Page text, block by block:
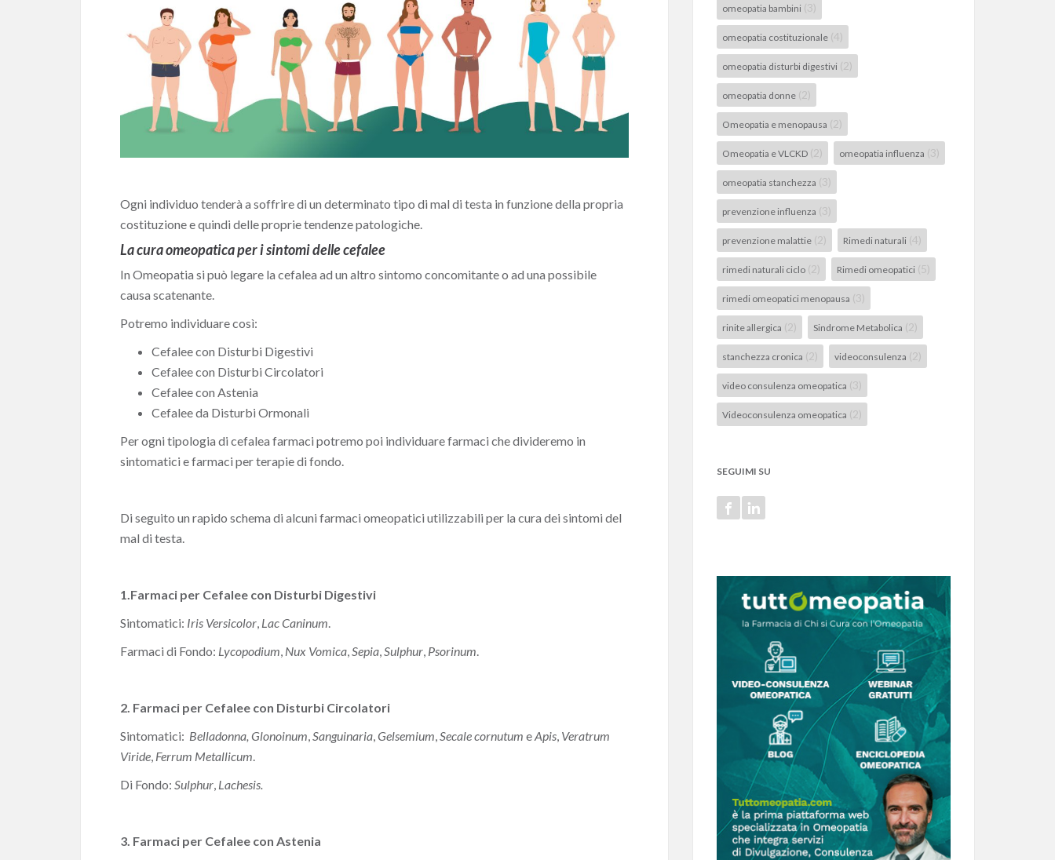
Ogni individuo tenderà a soffrire di un determinato tipo di mal di testa in funzione della propria
costituzione e quindi delle proprie tendenze patologiche.
La cura omeopatica per i sintomi delle cefalee
In Omeopatia si può legare la cefalea ad un altro sintomo concomitante o ad una possibile
causa scatenante.
Potremo individuare così:
Cefalee con Disturbi Digestivi
Cefalee con Disturbi Circolatori
Cefalee con Astenia
Cefalee da Disturbi Ormonali
Per ogni tipologia di cefalea farmaci potremo poi individuare farmaci che divideremo in
sintomatici e farmaci per terapie di fondo.
Di seguito un rapido schema di alcuni farmaci omeopatici utilizzabili per la cura dei sintomi del
mal di testa.
1.Farmaci per Cefalee con Disturbi Digestivi
Sintomatici: Iris Versicolor Lac Caninum
Farmaci di Fondo: Lycopodium Nux Vomica Sepia Sulphur Psorinum
2. Farmaci per Cefalee con Disturbi Circolatori
Sintomatici: Belladonna , Glonoinum Sanguinaria Gelsemium Secale cornutum eApis Veratrum
Viride Ferrum Metallicum
Di Fondo: Sulphur Lachesis
3. Farmaci per Cefalee con Astenia
omeopatia bambini (3)
omeopatia costituzionale (4)
omeopatia disturbi digestivi (2)
omeopatia donne (2)
Omeopatia e menopausa (2)
Omeopatia e VLCKD (2) omeopatia influenza (3)
omeopatia stanchezza (3)
prevenzione influenza (3)
prevenzione malattie (2) Rimedi naturali (4)
rimedi naturali ciclo (2) Rimedi omeopatici (5)
rimedi omeopatici menopausa (3)
rinite allergica (2) Sindrome Metabolica (2)
stanchezza cronica (2) videoconsulenza (2)
video consulenza omeopatica (3)
Videoconsulenza omeopatica (2)
SEGUIMI SU